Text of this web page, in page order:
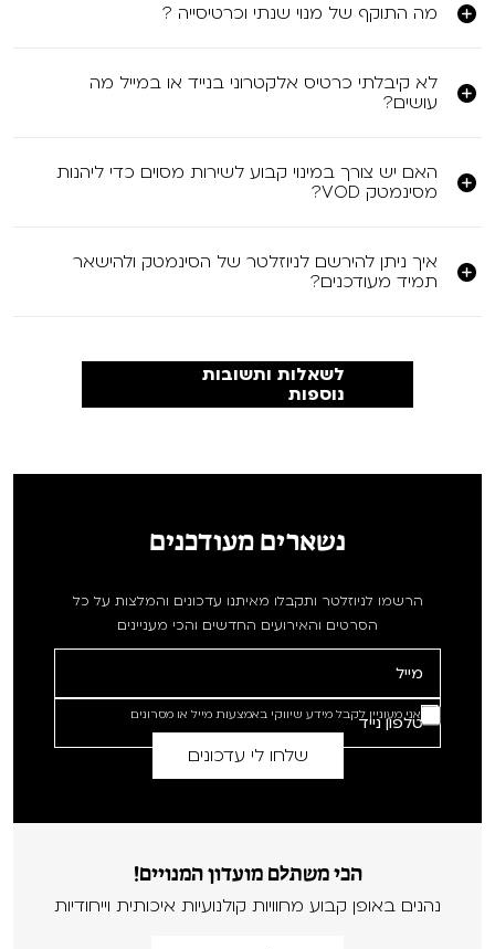
מה התוקף של מנוי שנתי וכרטיסייה ?
לא קיבלתי כרטיס אלקטרוני בנייד או במייל מה
עושים?
האם יש צורך במינוי קבוע לשירות מסוים כדי ליהנות
מסינמטק VOD?
איך ניתן להירשם לניוזלטר של הסינמטק ולהישאר
תמיד מעודכנים?
לשאלות ותשובות
נוספות
נשארים מעודכנים
הרשמו לניוזלטר ותקבלו מאיתנו עדכונים והמלצות על כל
הסרטים והאירועים החדשים והכי מעניינים
אני מעוניין לקבל מידע שיווקי באמצעות מייל או מסרונים
הכי משתלם מועדון המנויים!
נהנים באופן קבוע מחוויות קולנועיות איכותית וייחודיות